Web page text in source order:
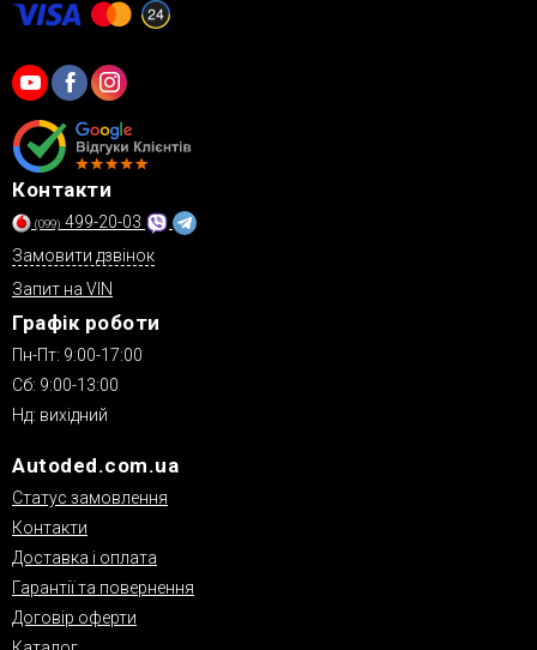
Контакти
(099) 499-20-03
Замовити дзвінок
Запит на VIN
Графік роботи
Пн-Пт: 9:00-17:00
Сб: 9:00-13:00
Нд: вихідний
Autoded.com.ua
Статус замовлення
Контакти
Доставка і оплата
Гарантії та повернення
Договір оферти